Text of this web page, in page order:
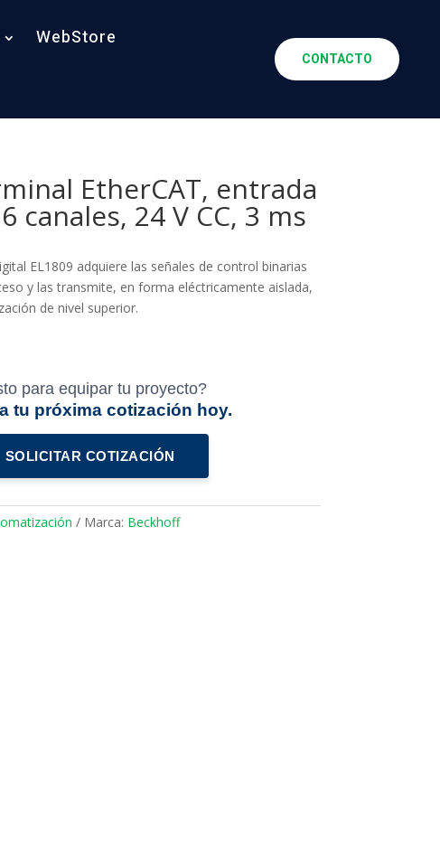
WebStore
CONTACTO
EtherCAT, entrada
canales, 24 V CC, 3 ms
EL1809 adquiere las señales de control binarias
y las transmite, en forma eléctricamente aislada,
de nivel superior.
para equipar tu proyecto?
tu próxima cotización hoy.
SOLICITAR COTIZACIÓN
Marca: Beckhoff